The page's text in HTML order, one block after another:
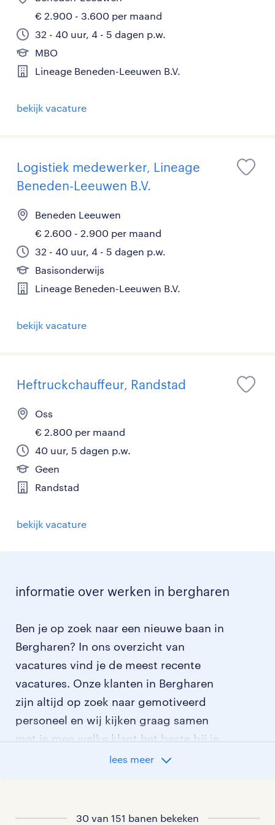
€ 2.900 - 3.600 per maand
32 - 40 uur, 4 - 5 dagen p.w.
MBO
Lineage Beneden-Leeuwen B.V.
bekijk vacature
Logistiek medewerker, Lineage
Beneden-Leeuwen B.V.
Beneden Leeuwen
€ 2.600 - 2.900 per maand
32 - 40 uur, 4 - 5 dagen p.w.
Basisonderwijs
Lineage Beneden-Leeuwen B.V.
bekijk vacature
Heftruckchauffeur, Randstad
Oss
€ 2.800 per maand
40 uur, 5 dagen p.w.
Geen
Randstad
bekijk vacature
informatie over werken in bergharen
Ben je op zoek naar een nieuwe baan in
Bergharen? In ons overzicht van
vacatures vind je de meest recente
vacatures. Onze klanten in Bergharen
zijn altijd op zoek naar gemotiveerd
personeel en wij kijken graag samen
met je mee welke klant het beste bij je
lees meer
30 van 151 banen bekeken